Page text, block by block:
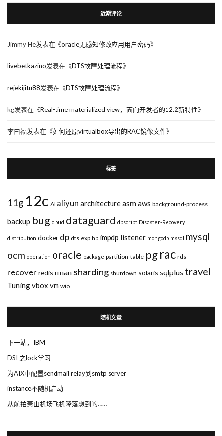
近期评论
Jimmy He发表在《oracle无感知修改应用用户密码》
livebetkazino发表在《DTS故障处理流程》
rejekijitu88发表在《DTS故障处理流程》
kg发表在《Real-time materialized view，面向开发者的12.2新特性》
李曰福发表在《如何还原virtualbox导出的RAC镜像文件》
标签
11g 12c AI aliyun architectureasmaws background-process
backup bug cloud dataguard dbscript Disaster-Recovery
distribution docker dp dts exp hp impdp listener mongodb mssql mysql
ocm operation oracle package partition-table pgrac rds
recover redis rman sharding shutdown solaris sqlplus travel
Tuningvbox vm wio
随机文章
下一站，IBM
DSI 之lock学习
为AIX中配置sendmail relay到smtp server
instance不随机启动
从航拍萧山机场飞机降落想到的……